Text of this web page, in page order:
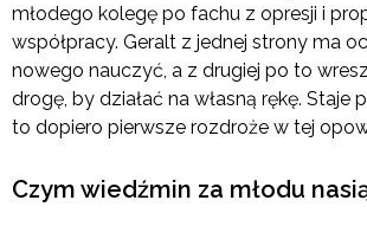
młodego kolegę po fachu z opresji i
współpracy. Geralt z jednej strony ma
nowego nauczyć, a z drugiej po to
drogę, by działać na własną rękę. Staje
to dopiero pierwsze rozdroże w tej
Czym wiedźmin za młodu